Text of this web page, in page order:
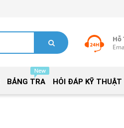
Hỗ
BẢNG TRA HỎI ĐÁP KỸ THUẬT